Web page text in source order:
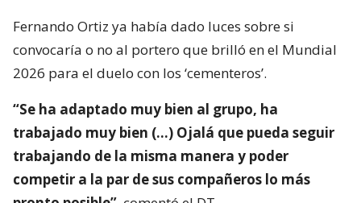
Fernando Ortiz ya había dado luces sobre si
convocaría o no al portero que brilló en el Mundial
2026 para el duelo con los ‘cementeros’.
“Se ha adaptado muy bien al grupo, ha
trabajado muy bien (…) Ojalá que pueda seguir
trabajando de la misma manera y poder
competir a la par de sus compañeros lo más